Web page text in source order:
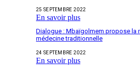
25 SEPTEMBRE 2022
En savoir plus
Dialogue : Mbaïgolmem propose la
médecine traditionnelle
24 SEPTEMBRE 2022
En savoir plus